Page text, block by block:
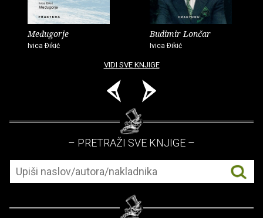
Međugorje
Ivica Ðikić
Budimir Lončar
Ivica Ðikić
VIDI SVE KNJIGE
– PRETRAŽI SVE KNJIGE –